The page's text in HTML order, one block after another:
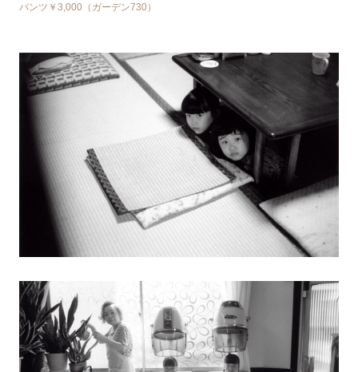
パンツ￥3,000（ガーデン730）